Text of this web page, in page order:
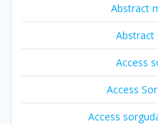
Abstract
Abstract
Access
Access
Access